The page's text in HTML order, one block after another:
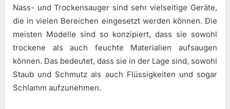
Nass- und Trockensauger sind sehr vielseitige Geräte,
die in vielen Bereichen eingesetzt werden können. Die
meisten Modelle sind so konzipiert, dass sie sowohl
trockene als auch feuchte Materialien aufsaugen
können. Das bedeutet, dass sie in der Lage sind, sowohl
Staub und Schmutz als auch Flüssigkeiten und sogar
Schlamm aufzunehmen.